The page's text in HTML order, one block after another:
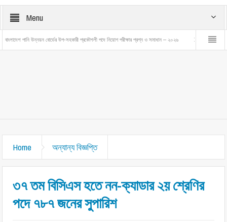
Menu
বোর্ডের উপ-সহকারী প্রকৌশলী পদে নিয়োগ পরীক্ষার প্রশ্ন ও সমাধান – ২০২৬ বাংলাদেশ রেলওয়ে ট্রেন এক্সামিনার
Home অন্যান্য বিজ্ঞপ্তি
৩৭ তম বিসিএস হতে নন-ক্যাডার ২য় শ্রেণির
পদে ৭৮৭ জনের সুপারিশ